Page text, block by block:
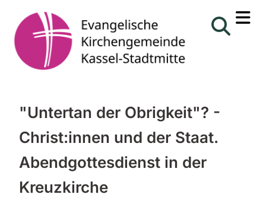
"Untertan der Obrigkeit"? -
Christ:innen und der Staat.
Abendgottesdienst in der
Kreuzkirche